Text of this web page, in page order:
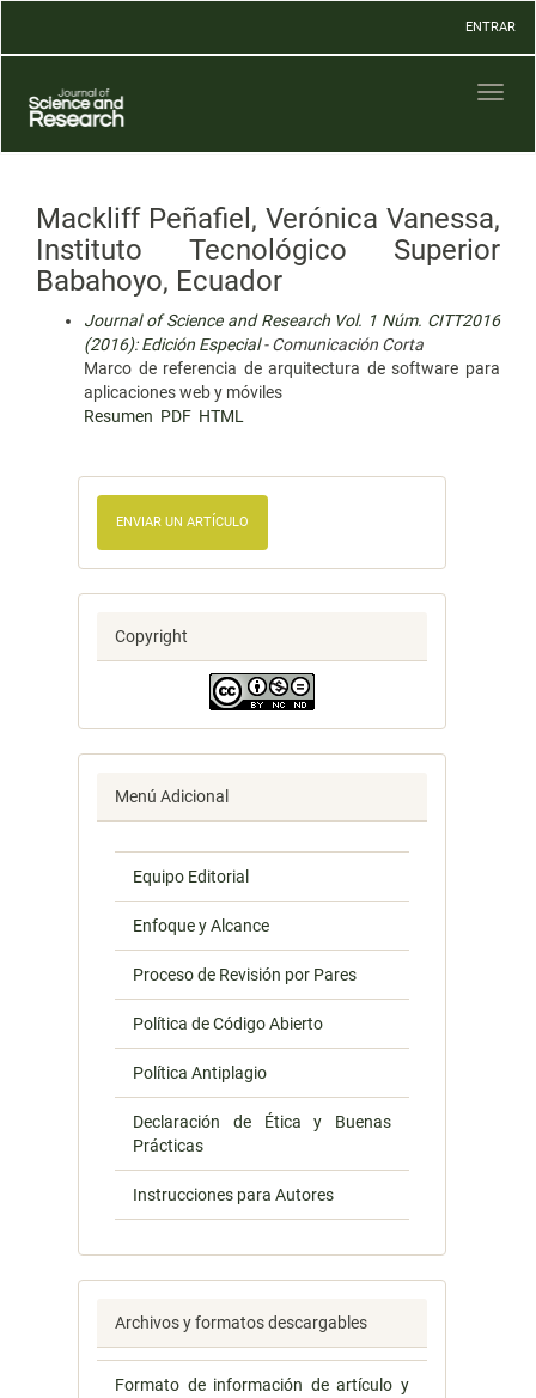
Contenido
Barra
lateral
ENTRAR
Mackliff Peñafiel, Verónica Vanessa,
Instituto Tecnológico Superior
Babahoyo, Ecuador
Journal of Science and Research Vol. 1 Núm. CITT2016
(2016): Edición Especial- Comunicación Corta
Marco de referencia de arquitectura de software para
aplicaciones web y móviles
Resumen PDF HTML
ENVIAR UN ARTÍCULO
Copyright
Menú Adicional
Equipo Editorial
Enfoque y Alcance
Proceso de Revisión por Pares
Política de Código Abierto
Política Antiplagio
Declaración de Ética y Buenas
Prácticas
Instrucciones para Autores
Archivos y formatos descargables
Formato de información de artículo y